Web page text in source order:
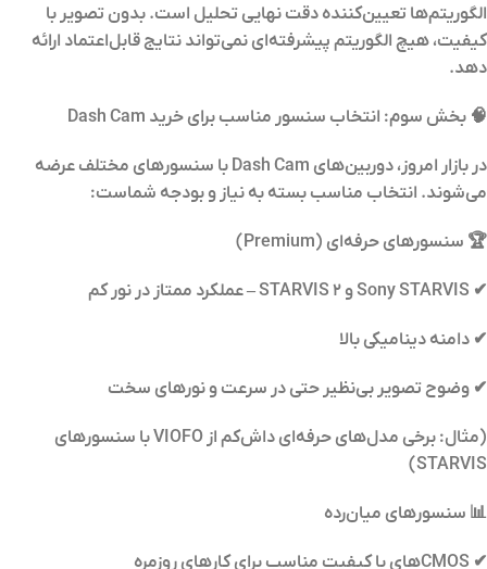
الگوریتم‌ها تعیین‌کننده دقت نهایی تحلیل است. بدون تصویر با
کیفیت، هیچ الگوریتم پیشرفته‌ای نمی‌تواند نتایج قابل‌اعتماد ارائه
دهد.
🧠 بخش سوم: انتخاب سنسور مناسب برای خرید Dash Cam
در بازار امروز، دوربین‌های Dash Cam با سنسورهای مختلف عرضه
می‌شوند. انتخاب مناسب بسته به نیاز و بودجه شماست:
🏆 سنسورهای حرفه‌ای (Premium)
✔ Sony STARVIS و STARVIS 2 – عملکرد ممتاز در نور کم
✔ دامنه دینامیکی بالا
✔ وضوح تصویر بی‌نظیر حتی در سرعت و نورهای سخت
(مثال: برخی مدل‌های حرفه‌ای داش‌کم از VIOFO با سنسورهای
STARVIS)
📊 سنسورهای میان‌رده
✔ CMOSهای با کیفیت مناسب برای کارهای روزمره